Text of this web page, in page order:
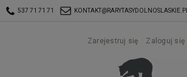
537 71 71 71 KONTAKT@RARYTASYDOLNOSLASKIE.PL
Zarejestruj się Zaloguj się